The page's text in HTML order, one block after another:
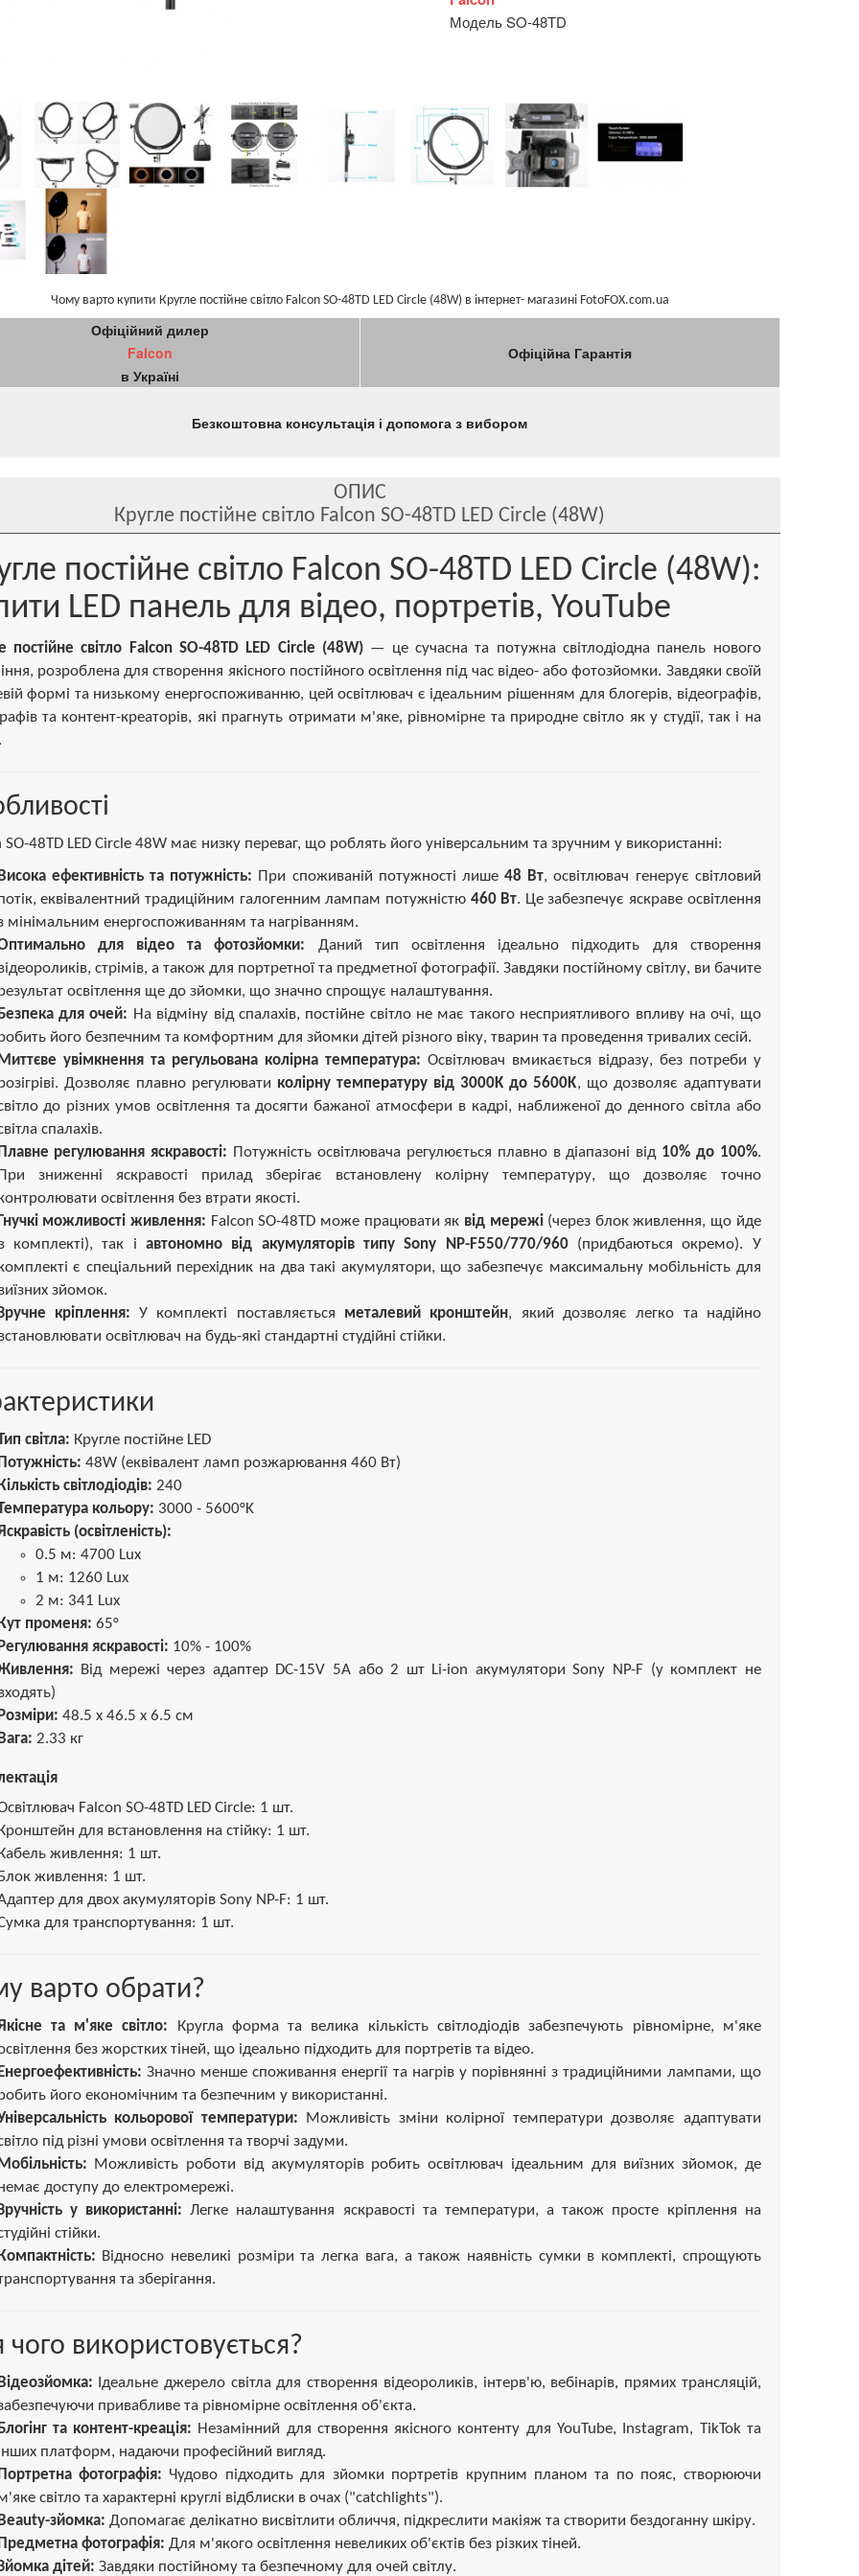
Модель SO-48TD
Чому варто купити Кругле постійне світло Falcon SO-48TD LED Circle (48W) в інтернет- магазині FotoFOX.com.ua
Офіційний дилер
Falcon
в Україні
Офіційна Гарантія
Безкоштовна консультація і допомога з вибором
ОПИС
Кругле постійне світло Falcon SO-48TD LED Circle (48W)
постійне світло Falcon SO-48TD LED Circle (48W):
LED панель для відео, портретів, YouTube
постійне світло Falcon SO-48TD LED Circle (48W) — це сучасна та потужна світлодіодна панель нового
розроблена для створення якісного постійного освітлення під час відео- або фотозйомки. Завдяки своїй
формі та низькому енергоспоживанню, цей освітлювач є ідеальним рішенням для блогерів, відеографів,
та контент-креаторів, які прагнуть отримати м'яке, рівномірне та природне світло як у студії, так і на
SO-48TD LED Circle 48W має низку переваг, що роблять його універсальним та зручним у використанні:
ефективність та потужність: При споживаній потужності лише48 Вт, освітлювач генерує світловий
еквівалентний традиційним галогенним лампам потужністю 460 Вт. Це забезпечує яскраве освітлення
мінімальним енергоспоживанням та нагріванням.
для відео та фотозйомки: Даний тип освітлення ідеально підходить для створення
стрімів, а також для портретної та предметної фотографії. Завдяки постійному світлу, ви бачите
освітлення ще до зйомки, що значно спрощує налаштування.
для очей: На відміну від спалахів, постійне світло не має такого несприятливого впливу на очі, що
його безпечним та комфортним для зйомки дітей різного віку, тварин та проведення тривалих сесій.
увімкнення та регульована колірна температура: Освітлювач вмикається відразу, без потреби у
Дозволяє плавно регулювати колірну температуру від 3000K до 5600K, що дозволяє адаптувати
до різних умов освітлення та досягти бажаної атмосфери в кадрі, наближеної до денного світла або
спалахів.
регулювання яскравості: Потужність освітлювача регулюється плавно в діапазоні від 10% до 100%.
зниженні яскравості прилад зберігає встановлену колірну температуру, що дозволяє точно
освітлення без втрати якості.
можливості живлення: Falcon SO-48TD може працювати як від мережі(через блок живлення, що йде
комплекті), так і автономно від акумуляторів типу Sony NP-F550/770/960(придбаються окремо). У
є спеціальний перехідник на два такі акумулятори, що забезпечує максимальну мобільність для
зйомок.
кріплення: У комплекті поставляється металевий кронштейн, який дозволяє легко та надійно
освітлювач на будь-які стандартні студійні стійки.
світла: Кругле постійне LED
48W (еквівалент ламп розжарювання 460 Вт)
світлодіодів: 240
кольору: 3000 - 5600°K
(освітленість):
0.5 м: 4700 Lux
1 м: 1260 Lux
2 м: 341 Lux
променя: 65°
яскравості: 10% - 100%
Від мережі через адаптер DC-15V 5A або 2 шт Li-ion акумулятори Sony NP-F (у комплект не
48.5 x 46.5 x 6.5 см
2.33 кг
Falcon SO-48TD LED Circle: 1 шт.
для встановлення на стійку: 1 шт.
живлення: 1 шт.
живлення: 1 шт.
для двох акумуляторів Sony NP-F: 1 шт.
для транспортування: 1 шт.
варто обрати?
та м'яке світло: Кругла форма та велика кількість світлодіодів забезпечують рівномірне, м'яке
без жорстких тіней, що ідеально підходить для портретів та відео.
Значно менше споживання енергії та нагрів у порівнянні з традиційними лампами, що
його економічним та безпечним у використанні.
кольорової температури: Можливість зміни колірної температури дозволяє адаптувати
під різні умови освітлення та творчі задуми.
Можливість роботи від акумуляторів робить освітлювач ідеальним для виїзних зйомок, де
доступу до електромережі.
у використанні: Легке налаштування яскравості та температури, а також просте кріплення на
стійки.
Відносно невеликі розміри та легка вага, а також наявність сумки в комплекті, спрощують
та зберігання.
чого використовується?
Ідеальне джерело світла для створення відеороликів, інтерв'ю, вебінарів, прямих трансляцій,
привабливе та рівномірне освітлення об'єкта.
та контент-креація: Незамінний для створення якісного контенту для YouTube, Instagram, TikTok та
платформ, надаючи професійний вигляд.
фотографія: Чудово підходить для зйомки портретів крупним планом та по пояс, створюючи
світло та характерні круглі відблиски в очах ("catchlights").
зйомка: Допомагає делікатно висвітлити обличчя, підкреслити макіяж та створити бездоганну шкіру.
фотографія: Для м'якого освітлення невеликих об'єктів без різких тіней.
дітей: Завдяки постійному та безпечному для очей світлу.